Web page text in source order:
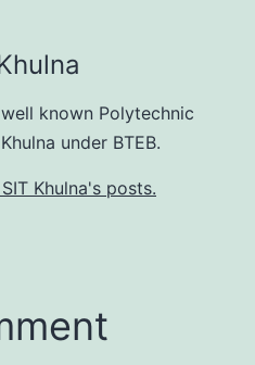
well known Polytechnic
under BTEB.
Khulna's posts.